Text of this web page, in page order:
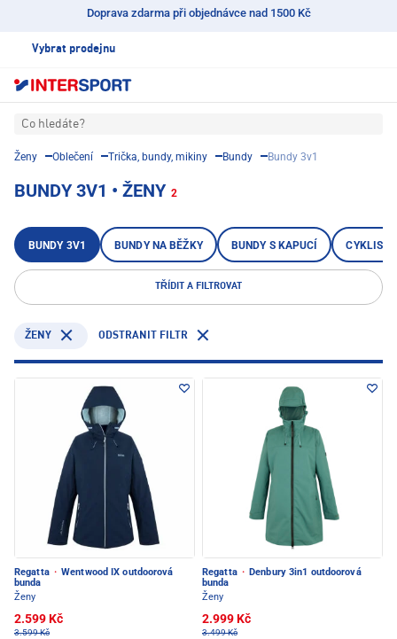
Doprava zdarma při objednávce nad 1500 Kč
Vybrat prodejnu
Co hledáte?
Ženy Oblečení Trička, bundy, mikiny Bundy Bundy 3v1
BUNDY 3V1 • ŽENY 2
BUNDY 3V1 BUNDY NA BĚŽKY BUNDY S KAPUCÍ
TŘÍDIT A FILTROVAT
ŽENY ODSTRANIT FILTR
Regatta · Wentwood IX outdoorová
bunda
Ženy
2.599 Kč
3.599 Kč
Regatta · Denbury 3in1 outdoorová
bunda
Ženy
2.999 Kč
3.499 Kč